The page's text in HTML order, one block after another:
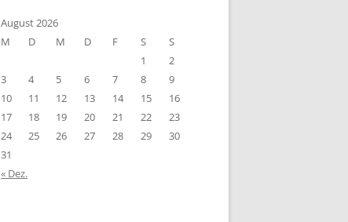
August 2026
M
D M D F S
S
1
2
3
4 5 6 7 8
9
10
11 12 13 14 15
16
17
18 19 20 21 22
23
24
25 26 27 28 29
30
31
« Dez.